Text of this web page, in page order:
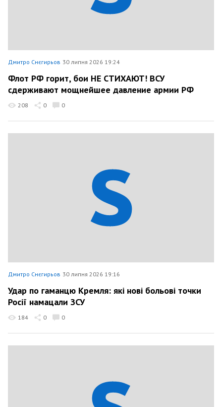
Дмитро Снєгирьов 30 липня 2026 19:24
Флот РФ горит, бои НЕ СТИХАЮТ! ВСУ
сдерживают мощнейшее давление армии РФ
208 0 0
Дмитро Снєгирьов 30 липня 2026 19:16
Удар по гаманцю Кремля: які нові больові точки
Росії намацали ЗСУ
184 0 0